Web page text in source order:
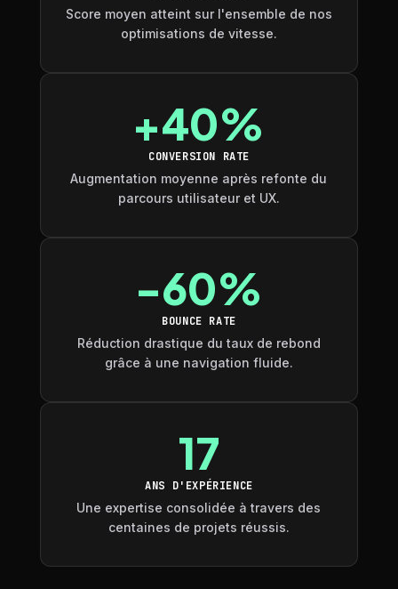
Score moyen atteint sur l'ensemble de nos
optimisations de vitesse.
+40%
CONVERSION RATE
Augmentation moyenne après refonte du
parcours utilisateur et UX.
-60%
BOUNCE RATE
Réduction drastique du taux de rebond
grâce à une navigation fluide.
17
ANS D'EXPÉRIENCE
Une expertise consolidée à travers des
centaines de projets réussis.